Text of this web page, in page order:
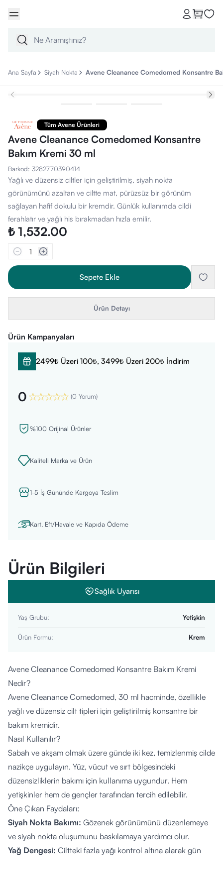
Ana Sayfa Siyah Nokta Avene Cleanance Comedomed Konsantre
Tüm Avene Ürünleri
Avene Cleanance Comedomed Konsantre
Bakım Kremi 30 ml
Barkod: 3282770390414
Yağlı ve düzensiz ciltler için geliştirilmiş, siyah nokta
görünümünü azaltan ve ciltte mat, pürüzsüz bir görünüm
sağlayan hafif dokulu bir kremdir. Günlük kullanımda cildi
ferahlatır ve yağlı his bırakmadan hızla emilir.
₺ 1,532.00
1
Sepete Ekle
Ürün Detayı
Ürün Kampanyaları
2499₺ Üzeri 100₺, 3499₺ Üzeri 200₺ İndirim
0 (0 Yorum)
%100 Orijinal Ürünler
Kaliteli Marka ve Ürün
1-5 İş Gününde Kargoya Teslim
Kart, Eft/Havale ve Kapıda Ödeme
Ürün Bilgileri
Sağlık Uyarısı
Yaş Grubu: Yetişkin
Ürün Formu: Krem
Avene Cleanance Comedomed Konsantre Bakım Kremi
Nedir?
Avene Cleanance Comedomed, 30 ml hacminde, özellikle
yağlı ve düzensiz cilt tipleri için geliştirilmiş konsantre bir
bakım kremidir.
Nasıl Kullanılır?
Sabah ve akşam olmak üzere günde iki kez, temizlenmiş cilde
nazikçe uygulayın. Yüz, vücut ve sırt bölgesindeki
düzensizliklerin bakımı için kullanıma uygundur. Hem
yetişkinler hem de gençler tarafından tercih edilebilir.
Öne Çıkan Faydaları:
Siyah Nokta Bakımı: Gözenek görünümünü düzenlemeye
ve siyah nokta oluşumunu baskılamaya yardımcı olur.
Yağ Dengesi: Ciltteki fazla yağı kontrol altına alarak gün